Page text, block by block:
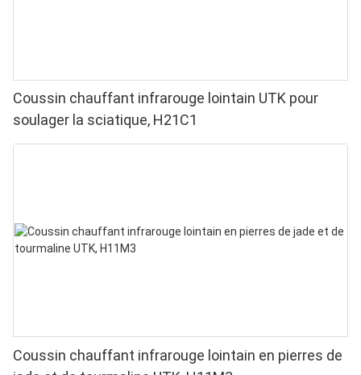
Coussin chauffant infrarouge lointain UTK pour
soulager la sciatique, H21C1
Coussin chauffant infrarouge lointain en pierres de